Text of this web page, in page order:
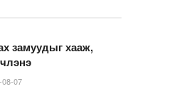
замуудыг хааж,
08-07